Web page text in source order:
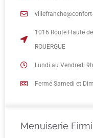
1016 Route Haute
ROUERGUE
Lundi au Vendredi
Fermé Samedi et
Menuiserie